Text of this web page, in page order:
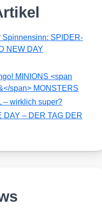
Spinnensinn: SPIDER-
NEW DAY
MINIONS <span
span> MONSTERS
– wirklich super?
DAY – DER TAG DER